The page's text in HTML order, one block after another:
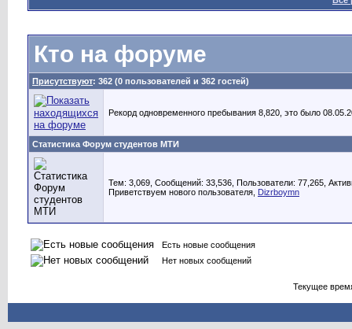
Кто на форуме
Присутствуют: 362 (0 пользователей и 362 гостей)
Рекорд одновременного пребывания 8,820, это было
Статистика Форум студентов МТИ
Тем: 3,069, Сообщений: 33,536, Пользователи: 77,265,
Приветствуем нового пользователя, Dizrboymn
Есть новые сообщения
Нет новых сообщений
Текущее